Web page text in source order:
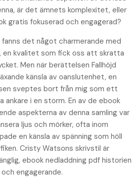
är det ämnets komplexitet, eller
gratis fokuserad och engagerad?
det något charmerande med
en kvalitet som fick oss att skratta
Men när berättelsen Fallhöjd
känsla av oanslutenhet, en
sveptes bort från mig som ett
ankare i en storm. En av de ebook
aspekterna av denna samling var
ljus och mörker, ofta inom
en känsla av spänning som höll
Cristy Watsons skrivstil är
ebook nedladdning pdf historien
engagerande.